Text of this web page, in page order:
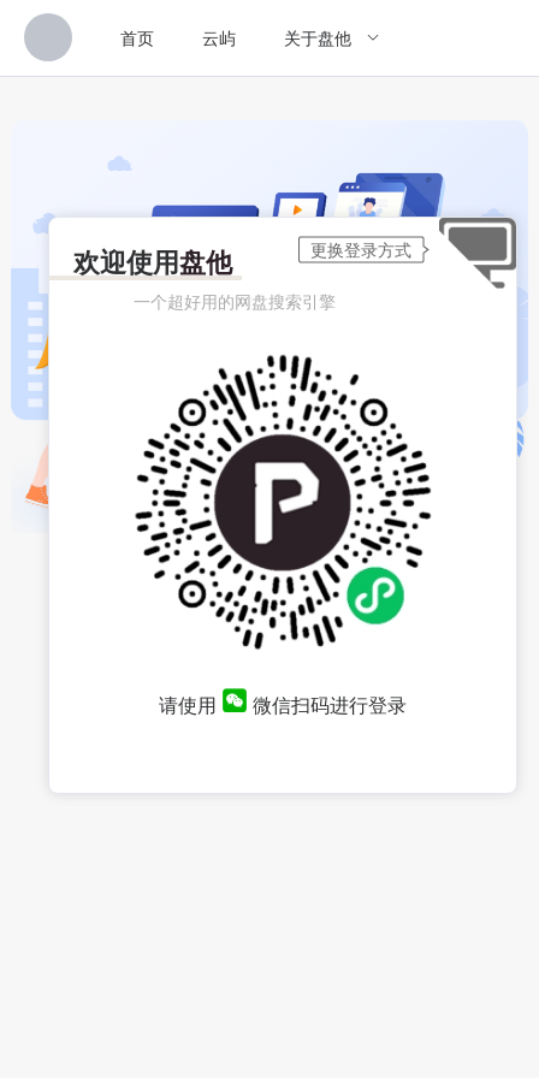
首页 云屿 关于盘他
欢迎使用盘他
一个超好用的网盘搜索引擎
请使用 微信扫码进行登录